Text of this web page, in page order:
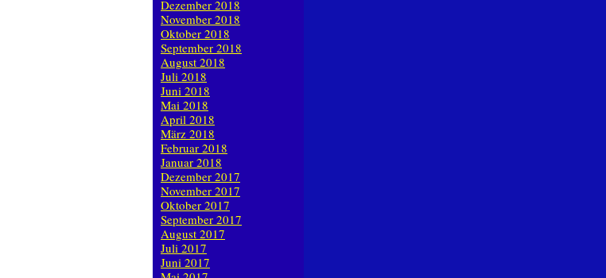
Dezember 2018
November 2018
Oktober 2018
September 2018
August 2018
Juli 2018
Juni 2018
Mai 2018
April 2018
März 2018
Februar 2018
Januar 2018
Dezember 2017
November 2017
Oktober 2017
September 2017
August 2017
Juli 2017
Juni 2017